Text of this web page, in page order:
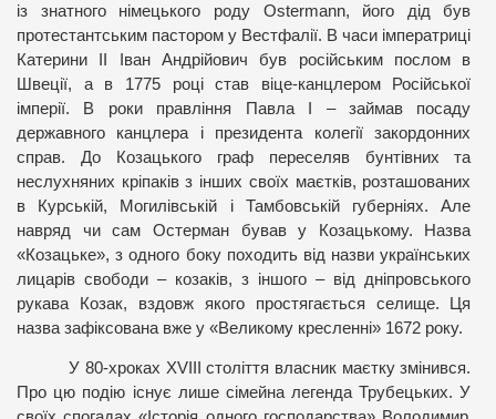
із знатного німецького роду Ostermann, його дід був
протестантським пастором у Вестфалії. В часи імператриці
Катерини II Іван Андрійович був російським послом в
Швеції, а в 1775 році став віце-канцлером Російської
імперії. В роки правління Павла I – займав посаду
державного канцлера і президента колегії закордонних
справ. До Козацького граф переселяв бунтівних та
неслухняних кріпаків з інших своїх маєтків, розташованих
в Курській, Могилівській і Тамбовській губерніях. Але
навряд чи сам Остерман бував у Козацькому. Назва
«Козацьке», з одного боку походить від назви українських
лицарів свободи – козаків, з іншого – від дніпровського
рукава Козак, вздовж якого простягається селище.
Ця
назва зафіксована вже у «Великому кресленні» 1672 року.
У 80-хроках XVIII століття власник маєтку змінився.
Про цю подію існує лише сімейна легенда Трубецьких. У